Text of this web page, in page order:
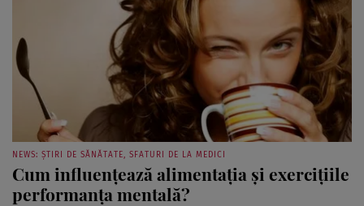
NEWS: ȘTIRI DE SĂNĂTATE, SFATURI DE LA MEDICI
Cum influenţează alimentaţia şi exerciţiile
performanţa mentală?